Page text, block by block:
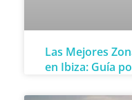
Las Mejores
en Ibiza: Guía